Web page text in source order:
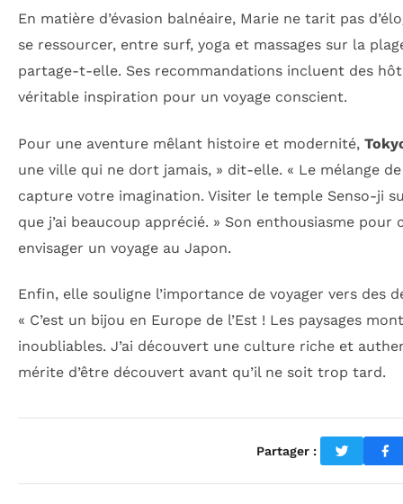
En matière d’évasion balnéaire, Marie ne tarit pas
se ressourcer, entre surf, yoga et massages sur la
partage-t-elle. Ses recommandations incluent des
véritable inspiration pour un voyage conscient.
Pour une aventure mêlant histoire et modernité,
une ville qui ne dort jamais, » dit-elle. « Le mélange
capture votre imagination. Visiter le temple Senso-ji
que j’ai beaucoup apprécié. » Son enthousiasme
envisager un voyage au Japon.
Enfin, elle souligne l’importance de voyager vers
« C’est un bijou en Europe de l’Est ! Les paysages
inoubliables. J’ai découvert une culture riche et
mérite d’être découvert avant qu’il ne soit trop tard.
Partager :